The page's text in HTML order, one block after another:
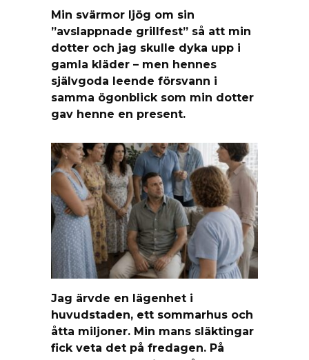
Min svärmor ljög om sin
”avslappnade grillfest” så att min
dotter och jag skulle dyka upp i
gamla kläder – men hennes
självgoda leende försvann i
samma ögonblick som min dotter
gav henne en present.
Jag ärvde en lägenhet i
huvudstaden, ett sommarhus och
åtta miljoner. Min mans släktingar
fick veta det på fredagen. På